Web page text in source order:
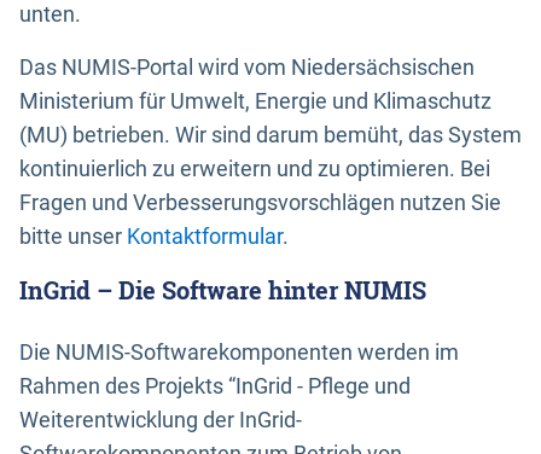
unten.
Das NUMIS-Portal wird vom Niedersächsischen
Ministerium für Umwelt, Energie und Klimaschutz
(MU) betrieben. Wir sind darum bemüht, das System
kontinuierlich zu erweitern und zu optimieren. Bei
Fragen und Verbesserungsvorschlägen nutzen Sie
bitte unser Kontaktformular.
InGrid – Die Software hinter NUMIS
Die NUMIS-Softwarekomponenten werden im
Rahmen des Projekts “InGrid - Pflege und
Weiterentwicklung der InGrid-